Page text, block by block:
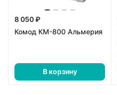
8 050 ₽
Комод КМ-800 Альмерия
В корзину